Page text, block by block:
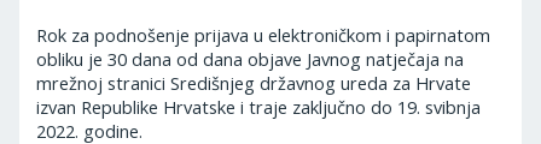
Rok za podnošenje prijava u elektroničkom i papirnatom
obliku je 30 dana od dana objave Javnog natječaja na
mrežnoj stranici Središnjeg državnog ureda za Hrvate
izvan Republike Hrvatske i traje zaključno do 19. svibnja
2022. godine.